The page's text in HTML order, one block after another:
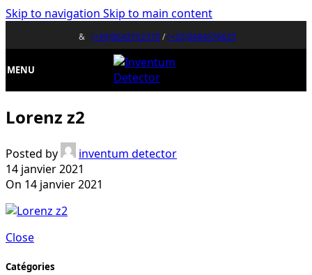
Skip to navigation Skip to main content
& (+33)0643752370/(+32)0484676625
MENU
Lorenz z2
Posted by
inventum detector
14 janvier 2021
On 14 janvier 2021
Close
Catégories